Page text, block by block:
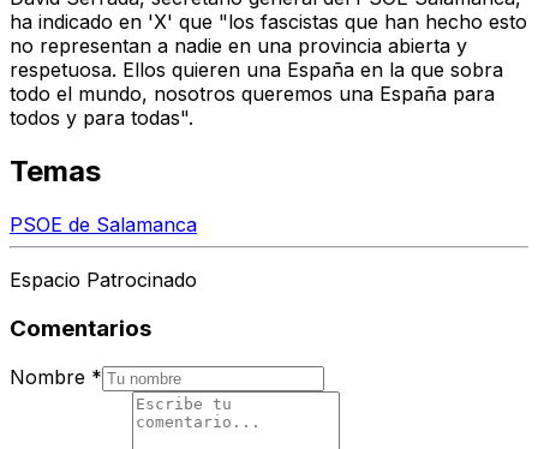
ha indicado en 'X' que "los fascistas que han hecho esto
no representan a nadie en una provincia abierta y
respetuosa. Ellos quieren una España en la que sobra
todo el mundo, nosotros queremos una España para
todos y para todas".
Temas
PSOE de Salamanca
Espacio Patrocinado
Comentarios
Nombre *